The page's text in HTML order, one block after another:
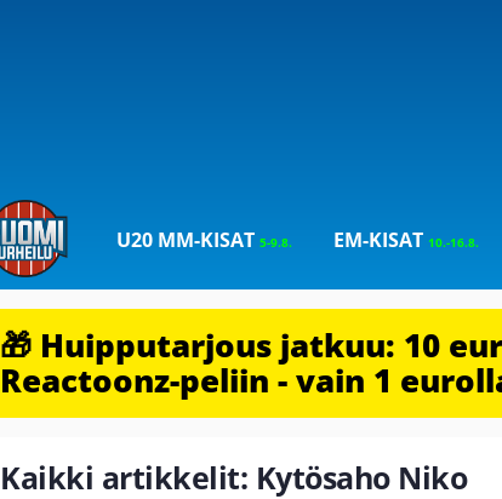
U20 MM-KISAT5-9.8. EM-KISAT 10.-16.8.
🎁 Huipputarjous jatkuu: 10
Reactoonz-peliin - vain 1
Kaikki artikkelit: Kytösaho Niko